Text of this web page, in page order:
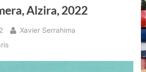
Alzira, 2022
By
Xavier Serrahima
a